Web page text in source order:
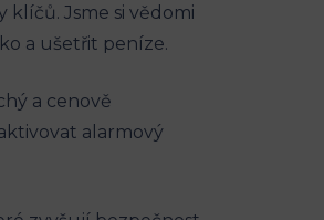
⁢Jsme si vědomi
⁤a‍ ušetřit‍ peníze.
a⁣ cenově⁣
alarmový